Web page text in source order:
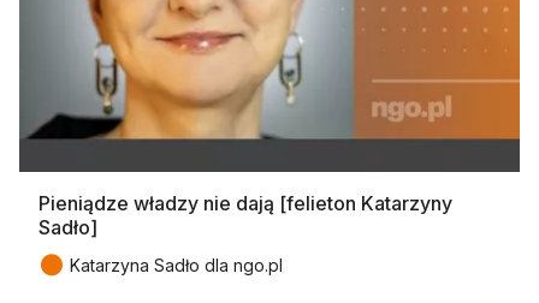
Pieniądze władzy nie dają [felieton Katarzyny
Sadło]
● Katarzyna Sadło dla ngo.pl